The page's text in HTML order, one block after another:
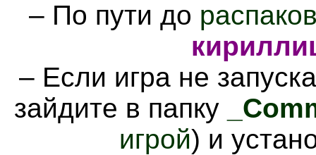
– По пути до
– Если игра не
зайдите в папку
игрой) и